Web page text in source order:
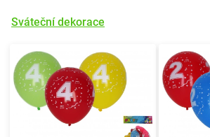
Sváteční dekorace